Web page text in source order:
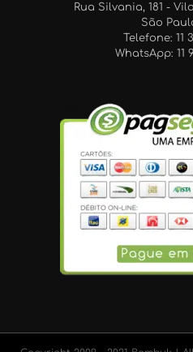
Rua Silvania, 181 -
São
Telefone: 11
WhatsApp: 11